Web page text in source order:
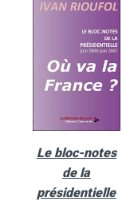
Le bloc-notes
de la
présidentielle